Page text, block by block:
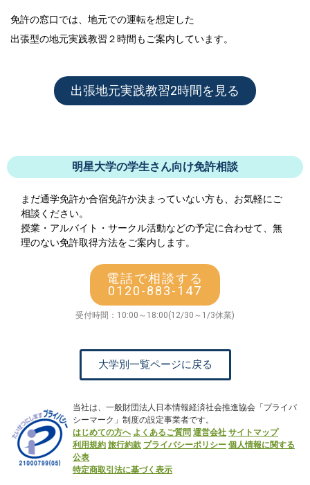
免許の窓口では、地元での運転を想定した
出張型の地元実践教習２時間 もご案内しています。
出張地元実践教習2時間を見る
明星大学の学生さん向け免許相談
まだ通学免許か合宿免許か決まっていない方も、お気軽にご
相談ください。
授業・アルバイト・サークル活動などの予定に合わせて、無
理のない免許取得方法をご案内します。
電話で相談する
0120-883-147
受付時間：10:00～18:00(12/30～1/3休業)
大学別一覧ページに戻る
当社は、一般財団法人日本情報経済社会推進協会「プライバ
シーマーク」制度の設定事業者です。
はじめての方へ よくあるご質問 運営会社サイトマップ
利用規約旅行約款 プライバシーポリシー個人情報に関する
公表
特定商取引法に基づく表示